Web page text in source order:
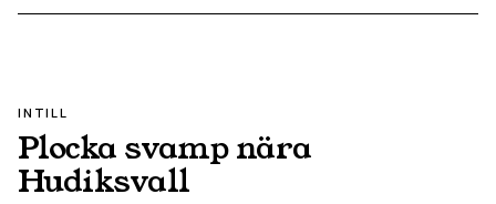
INTILL
Plocka svamp nära
Hudiksvall